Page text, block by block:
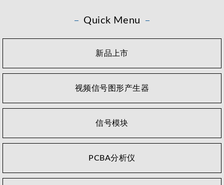
Quick Menu
新品上市
视频信号图形产生器
信号模块
PCBA分析仪